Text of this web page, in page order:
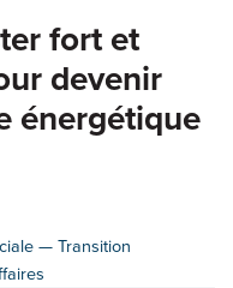
fort et
devenir
énergétique
— Transition